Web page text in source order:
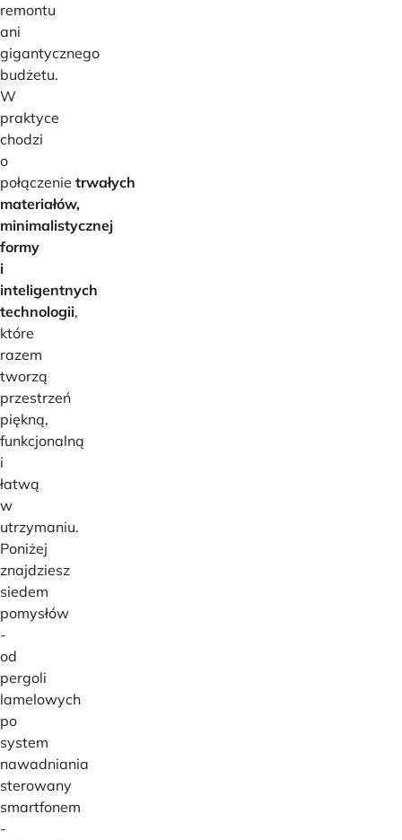
remontu
ani
gigantycznego
budżetu.
W
praktyce
chodzi
o
połączenie trwałych
materiałów,
minimalistycznej
formy
i
inteligentnych
technologii,
które
razem
tworzą
przestrzeń
piękną,
funkcjonalną
i
łatwą
w
utrzymaniu.
Poniżej
znajdziesz
siedem
pomysłów
-
od
pergoli
lamelowych
po
system
nawadniania
sterowany
smartfonem
-